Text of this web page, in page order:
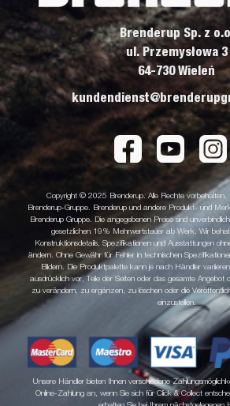
Brenderup Sp. z
ul. Przemysłowa 3
64-730 Wieleń
Copyright © 2025 Brenderup. Alle Rechte vorbehalten.
Brenderup-Gruppe. Brenderup und andere Produkt- und
Brenderup Gruppe. Die angegebenen Preise sind
gesetzlichen 19% Mehrwertsteuer ab Werk. Wir
Konstruktionsdetails, Spezifikationen und Ausstattungen
ändern. Ohne Gewähr für Fehler in technischen
Bildern. Die Produktpalette kann je nach Händler
ausdrücklich vor, Teile der Seiten oder das gesamte Angebot
zu verändern, zu ergänzen, zu löschen oder die
einzustellen.
Unsere Händler bieten Ihnen verschiedene
Online-Zahlung an, wenn Sie sich für Click & Collect